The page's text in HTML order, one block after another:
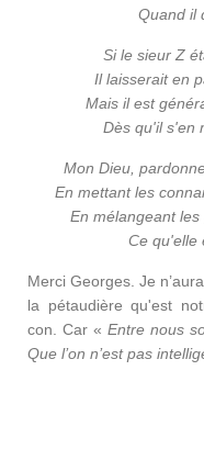
Quand il
Si le sieur Z
Il laisserait en
Mais il est
Dès qu'il s'en
Mon Dieu,
En mettant les
En mélangeant
Ce qu'elle
Merci Georges. Je
la pétaudière qu'est
con. Car « Entre nous
Que l’on n’est pas